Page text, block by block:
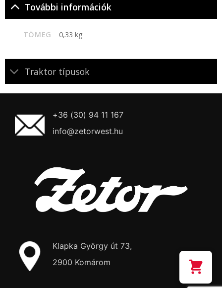
További információk
TÖMEG 0,33 kg
Traktor típusok
+36 (30) 94 11 167
info@zetorwest.hu
Klapka György út 73,
2900 Komárom